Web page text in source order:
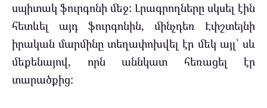
սպիտակ ֆուրգոնի մեջ: Լրագրողները սկսել էին
հետևել այդ ֆուրգոնին, մինչդեռ Էփշտեյնի
իրական մարմինը տեղափոխվել էր մեկ այլ՝ սև
մեքենայով, որն աննկատ հեռացել էր
տարածքից: